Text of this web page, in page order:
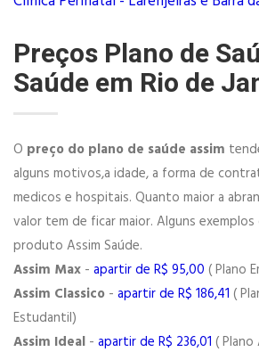
Preços Plano de
Saúde em Rio de
O preço do plano de saúde assim
alguns motivos,a idade, a forma de
medicos e hospitais. Quanto maior a
valor tem de ficar maior. Alguns
produto Assim Saúde.
Assim Max - apartir de R$ 95,00 ( Plano
Assim Classico - apartir de R$ 186,41 (
Estudantil)
Assim Ideal - apartir de R$ 236,01 (